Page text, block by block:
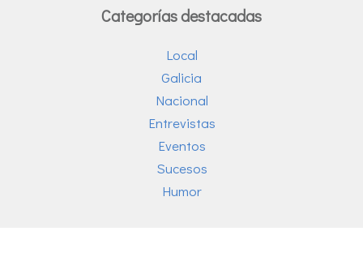
Categorías destacadas
Local
Galicia
Nacional
Entrevistas
Eventos
Sucesos
Humor